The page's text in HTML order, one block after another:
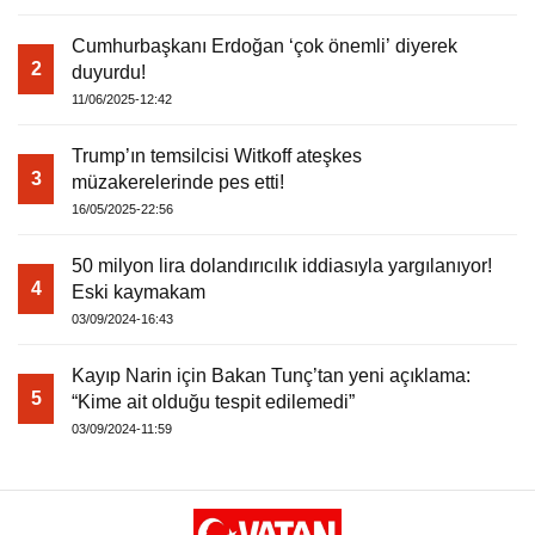
Warning : Attempt to read property
content/themes/theHaberV7/dosyalar/
2
Cumhurbaşkanı Erdoğan ‘çok önemli’ diyerek
duyurdu!
11/06/2025-12:42
3
Trump’ın temsilcisi Witkoff ateşkes
müzakerelerinde pes etti!
16/05/2025-22:56
4
50 milyon lira dolandırıcılık iddiasıyla yargılanıyor!
Eski kaymakam
03/09/2024-16:43
5
Kayıp Narin için Bakan Tunç’tan yeni açıklama:
“Kime ait olduğu tespit edilemedi”
03/09/2024-11:59